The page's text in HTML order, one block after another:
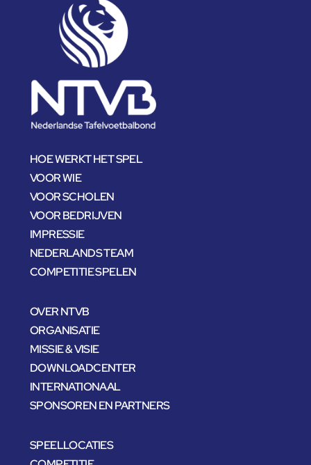
HOE WERKT HET SPEL
VOOR WIE
VOOR SCHOLEN
VOOR BEDRIJVEN
IMPRESSIE
NEDERLANDS TEAM
COMPETITIE SPELEN
OVER NTVB
ORGANISATIE
MISSIE & VISIE
DOWNLOADCENTER
INTERNATIONAAL
SPONSOREN EN PARTNERS
SPEELLOCATIES